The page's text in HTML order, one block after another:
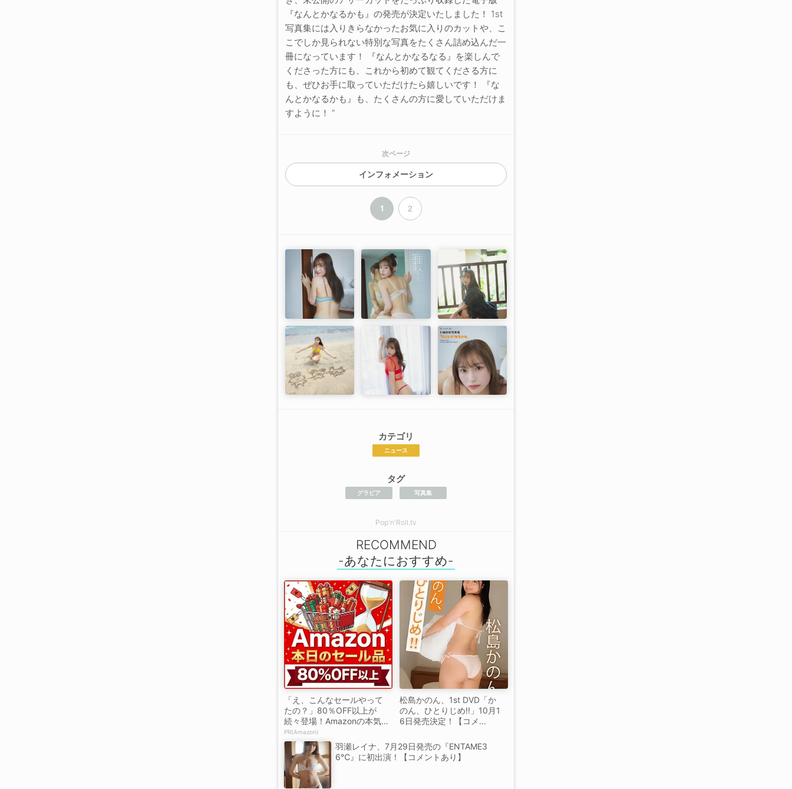
『なんとかなるかも』の発売が決定いたしました！ 1st
写真集には入りきらなかったお気に入りのカットや、こ
こでしか見られない特別な写真をたくさん詰め込んだ一
冊になっています！ 『なんとかなるなる』を楽しんで
くださった方にも、これから初めて観てくださる方に
も、ぜひお手に取っていただけたら嬉しいです！ 『な
んとかなるかも』も、たくさんの方に愛していただけま
すように！ ”
次ページ
インフォメーション
1 2
カテゴリ
ニュース
タグ
グラビア 写真集
Pop'n'Roll.tv
RECOMMEND
「え、こんなセールやって
たの？」80％OFF以上が
続々登場！Amazonの本気
が...
PR(Amazon)
松島かのん、1st DVD「か
のん、ひとりじめ!!」10月1
6日発売決定！【コメ...
羽瀬レイナ、7月29日発売の『ENTAME3
6℃』に初出演！【コメントあり】